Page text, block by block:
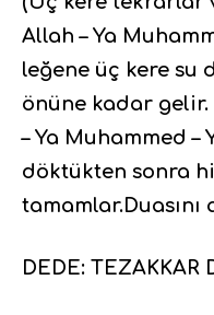
Allah – Ya
leğene üç kere su
önüne kadar
– Ya Muhammed –
döktükten sonra
tamamlar.Duasını
DEDE: TEZAKKAR